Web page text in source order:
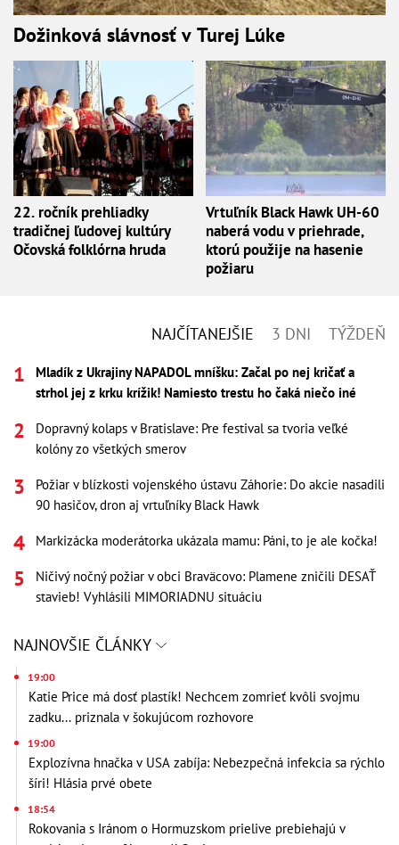
Dožinková slávnosť v Turej Lúke
22. ročník prehliadky
tradičnej ľudovej kultúry
Očovská folklórna hruda
Vrtuľník Black Hawk UH-60
naberá vodu v priehrade,
ktorú použije na hasenie
požiaru
NAJČÍTANEJŠIE 3 DNI TÝŽDEŇ
Mladík z Ukrajiny NAPADOL mníšku: Začal po nej kričať a
strhol jej z krku krížik! Namiesto trestu ho čaká niečo iné
Dopravný kolaps v Bratislave: Pre festival sa tvoria veľké
kolóny zo všetkých smerov
Požiar v blízkosti vojenského ústavu Záhorie: Do akcie nasadili
90 hasičov, dron aj vrtuľníky Black Hawk
Markizácka moderátorka ukázala mamu: Páni, to je ale kočka!
Ničivý nočný požiar v obci Braväcovo: Plamene zničili DESAŤ
stavieb! Vyhlásili MIMORIADNU situáciu
NAJNOVŠIE ČLÁNKY
19:00
Katie Price má dosť plastík! Nechcem zomrieť kvôli svojmu
zadku... priznala v šokujúcom rozhovore
19:00
Explozívna hnačka v USA zabíja: Nebezpečná infekcia sa rýchlo
šíri! Hlásia prvé obete
18:54
Rokovania s Iránom o Hormuzskom prielive prebiehajú v